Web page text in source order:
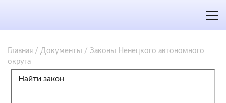
Главная / Документы / Законы Ненецкого автономного
округа
Найти закон